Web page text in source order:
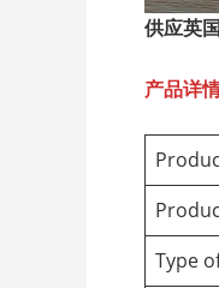
供应英
产品详
Type